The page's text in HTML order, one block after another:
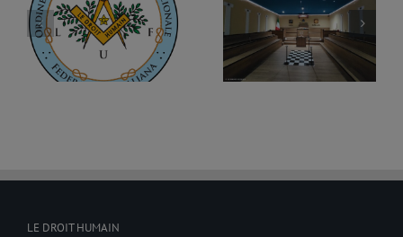
Nuova Loggia a
Palermo, è la “Orione”
n. 2197
Un libro per ricordare i
cento anni dalla legge
contro la Massoneria
LE DROIT HUMAIN